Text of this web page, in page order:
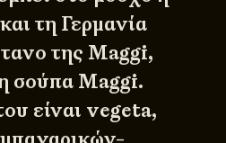
τη Γερμανία
της Maggi,
σούπα Maggi.
είναι vegeta,